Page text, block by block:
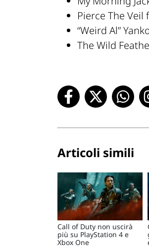
Pierce The Veil
“Weird Al”
The Wild
Articoli simili
Call of Duty non uscirà
più su PlayStation 4 e
Xbox One